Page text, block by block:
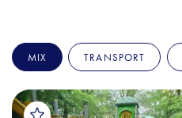
MIX TRANSPORT